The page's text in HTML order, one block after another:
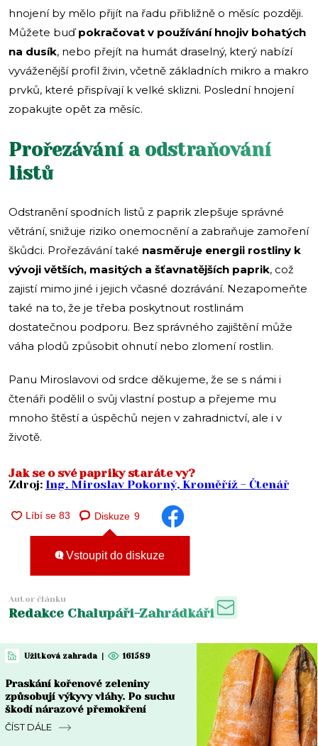
hnojení by mělo přijít na řadu přibližně o měsíc později.
Můžete buď pokračovat v používání hnojiv bohatých
na dusík, nebo přejít na humát draselný, který nabízí
vyváženější profil živin, včetně základních mikro a makro
prvků, které přispívají k velké sklizni. Poslední hnojení
zopakujte opět za měsíc.
Prořezávání a odstraňování
listů
Odstranění spodních listů z paprik zlepšuje správné
větrání, snižuje riziko onemocnění a zabraňuje zamoření
škůdci. Prořezávání také nasměruje energii rostliny k
vývoji větších, masitých a šťavnatějších paprik, což
zajistí mimo jiné i jejich včasné dozrávání. Nezapomeňte
také na to, že je třeba poskytnout rostlinám
dostatečnou podporu. Bez správného zajištění může
váha plodů způsobit ohnutí nebo zlomení rostlin.
Panu Miroslavovi od srdce děkujeme, že se s námi i
čtenáři podělil o svůj vlastní postup a přejeme mu
mnoho štěstí a úspěchů nejen v zahradnictví, ale i v
životě.
Jak se o své papriky staráte vy?
Zdroj: Ing. Miroslav Pokorný, Kroměříž - Čtenář
Diskuze 9
Vstoupit do diskuze
Autor článku
Redakce Chalupáři-Zahrádkáři
Užitková zahrada | 161589
Praskání kořenové zeleniny
způsobují výkyvy vláhy. Po suchu
škodí nárazové přemokření
ČÍST DÁLE